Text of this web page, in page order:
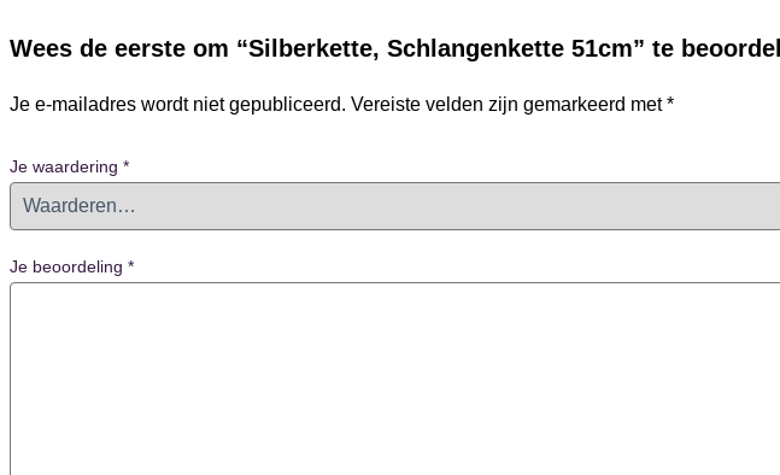
Wees de eerste om “Silberkette, Schlangenkette 51cm” te
Je e-mailadres wordt niet gepubliceerd. Vereiste velden zijn gemarkeerd met*
Je waardering *
Je beoordeling *